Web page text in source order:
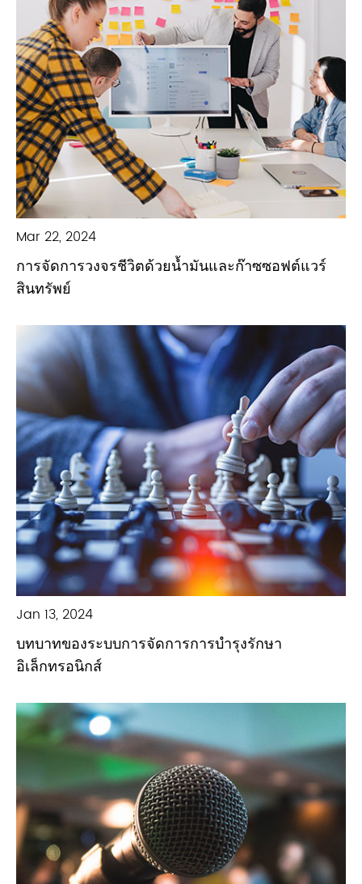
Mar 22, 2024
การจัดการวงจรชีวิตด้วยน้ำมันและก๊าซซอฟต์แวร์
สินทรัพย์
Jan 13, 2024
บทบาทของระบบการจัดการการบำรุงรักษา
อิเล็กทรอนิกส์